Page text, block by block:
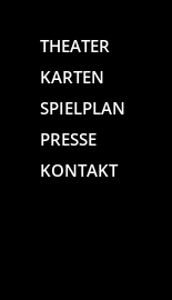
THEATER
KARTEN
SPIELPLAN
PRESSE
KONTAKT